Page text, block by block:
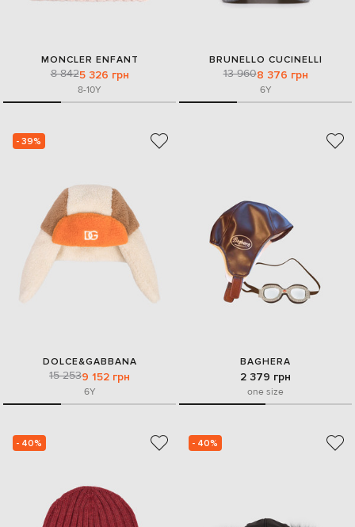
MONCLER ENFANT
8 8425 326 грн
8-10Y
BRUNELLO CUCINELLI
13 9608 376 грн
6Y
- 39%
DOLCE&GABBANA
15 2539 152 грн
6Y
BAGHERA
2 379 грн
one size
- 40% - 40%